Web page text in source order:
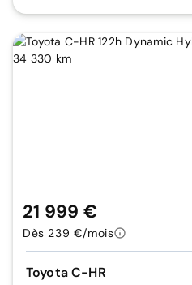
Toyota C-HR
21 999 €
Dès 239 €/mois